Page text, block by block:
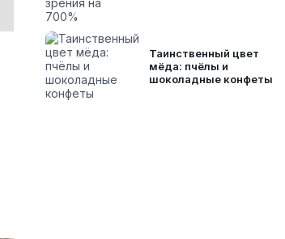
Таинственный цвет
мёда: пчёлы и
шоколадные конфеты